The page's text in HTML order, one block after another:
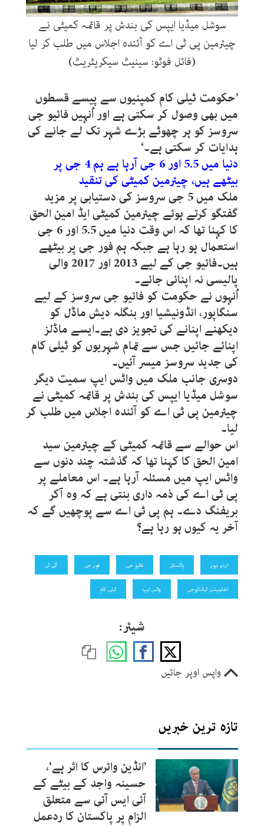
سوشل میڈیا ایپس کی بندش پر قائمہ کمیٹی نے
چیئرمین پی ٹی اے کو آئندہ اجلاس میں طلب کر لیا
(فائل فوٹو: سینیٹ سیکریٹریٹ)
’حکومت ٹیلی کام کمپنیوں سے پیسے قسطوں
میں بھی وصول کر سکتی ہے اور اُنہیں فائیو جی
سروسز کو ہر چھوٹے بڑے شہر تک لے جانے کی
ہدایات کر سکتی ہے۔‘
دنیا میں 5.5 اور 6 جی آرہا ہے ہم 4 جی پر
بیٹھے ہیں، چیئرمین کمیٹی کی تنقید
ملک میں 5 جی سروسز کی دستیابی پر مزید
گفتگو کرتے ہوئے چیئرمین کمیٹی ایڈ امین الحق
کا کہنا تھا کہ اس وقت دنیا میں 5.5 اور 6 جی
استعمال ہو رہا ہے جبکہ ہم فور جی پر بیٹھے
ہیں۔فائیو جی کے لیے 2013 اور 2017 والی
پالیسی نہ اپنائی جائے۔
اُنہوں نے حکومت کو فائیو جی سروسز کے لیے
سنگاپور، انڈونیشیا اور بنگلہ دیش ماڈل کو
دیکھنے اپنانے کی تجویز دی ہے۔ایسے ماڈلز
اپنائے جائیں جس سے تمام شہریوں کو ٹیلی کام
کی جدید سروسز میسر آئیں۔
دوسری جانب ملک میں واٹس ایپ سمیت دیگر
سوشل میڈیا ایپس کی بندش پر قائمہ کمیٹی نے
چیئرمین پی ٹی اے کو آئندہ اجلاس میں طلب کر
لیا۔
اس حوالے سے قائمہ کمیٹی کے چیئرمین سید
امین الحق کا کہنا تھا کہ گذشتہ چند دنوں سے
واٹس ایپ میں مسئلہ آرہا ہے۔ اس معاملے پر
پی ٹی اے کی ذمہ داری بنتی ہے کہ وہ آکر
بریفنگ دے۔ ہم پی ٹی اے سے پوچھیں گے کہ
آخر یہ کیوں ہو رہا ہے؟
اردو نیوز پاکستان فائیو جی فور جی آئی ٹی
انفارمیشن ٹیکنالوجی واٹس ایپ ٹیلی کام
شیئر:
واپس اوپر جائیں
تازہ ترین خبریں
’انڈین وائرس کا اثر ہے‘،
حسینہ واجد کے بیٹے کے
آئی ایس آئی سے متعلق
الزام پر پاکستان کا ردعمل